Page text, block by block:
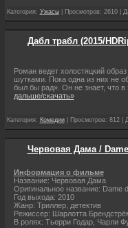
Категория: Ужасы| Просмотров: 2610 |
Дабл трабл (2015/
Роман ведет холостяцкий
шутками. Пока одна из них не
был бы рад». Он не знает, что
дальше/скачать»
Категория: Комедии| Просмотров: 812 |
Червовая Дама /
Информация о фильме
Название: Червовая Дама
Оригинальное название: Dame
Год выхода: 2010
Жанр: Триллер, детектив
Режиссер: Шарлотта
В ролях: Тьерри Годар, Чарли